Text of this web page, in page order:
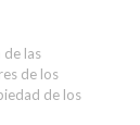
de las
de los
de los